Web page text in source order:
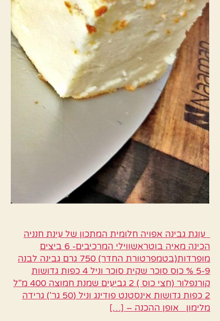
עוגת גבינה אפויה חלומית המתכון של עינת חנניה
הכינה מאיה בוטראשווילי המרכיבים- 6 ביצים
מופרדות(בטמפרטורת החדר) 750 גרם גבינה לבנה
5-9 % כוס סוכר שקית סוכר וניל 4 כפות גדושות
קורנפלור (חצי כוס ) 2 גביעים שמנת חמוצה 400 מ"ל
2 כפות גדושות אינסטנט פודינג וניל (50 גר') גרידה
מלימון אופן ההכנה – […]